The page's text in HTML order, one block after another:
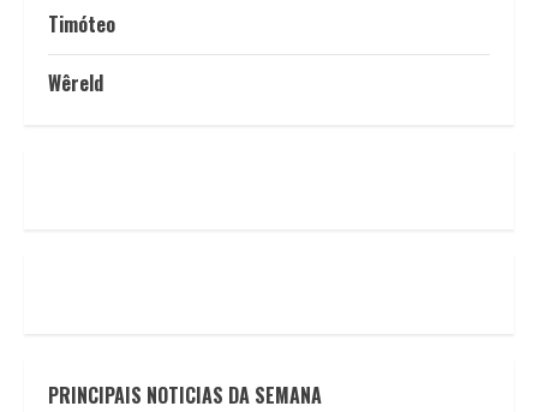
Timóteo
Wêreld
PRINCIPAIS NOTICIAS DA SEMANA